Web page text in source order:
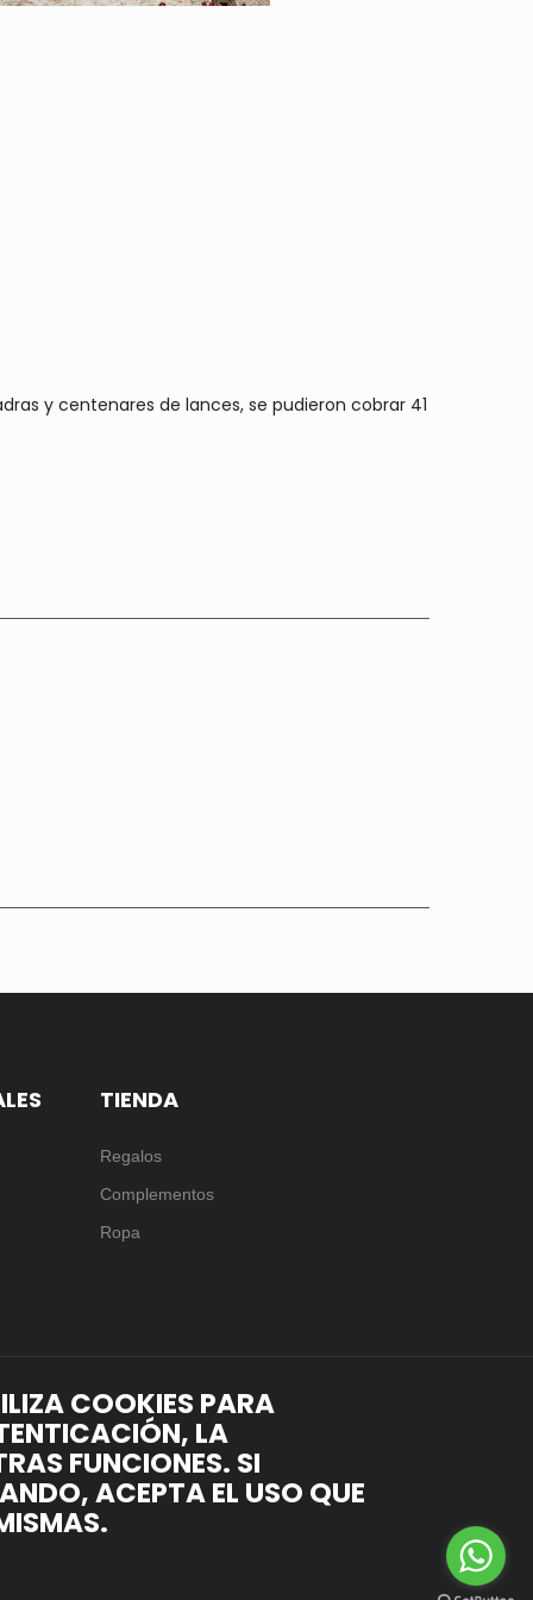
y centenares de lances, se pudieron cobrar 41
TIENDA
Regalos
Complementos
Ropa
COOKIES PARA
LA
FUNCIONES. SI
ACEPTA EL USO QUE